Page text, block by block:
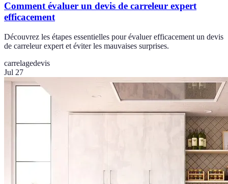
Comment évaluer un devis de carreleur expert
efficacement
Découvrez les étapes essentielles pour évaluer efficacement un devis
de carreleur expert et éviter les mauvaises surprises.
carrelagedevis
Jul 27